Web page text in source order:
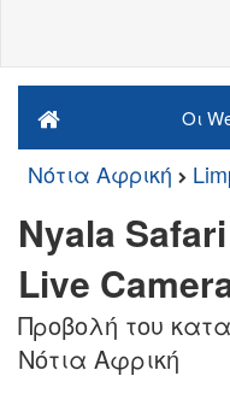
Οι
Νότια Αφρική
Nyala
Live
Προβολή του
Νότια Αφρική